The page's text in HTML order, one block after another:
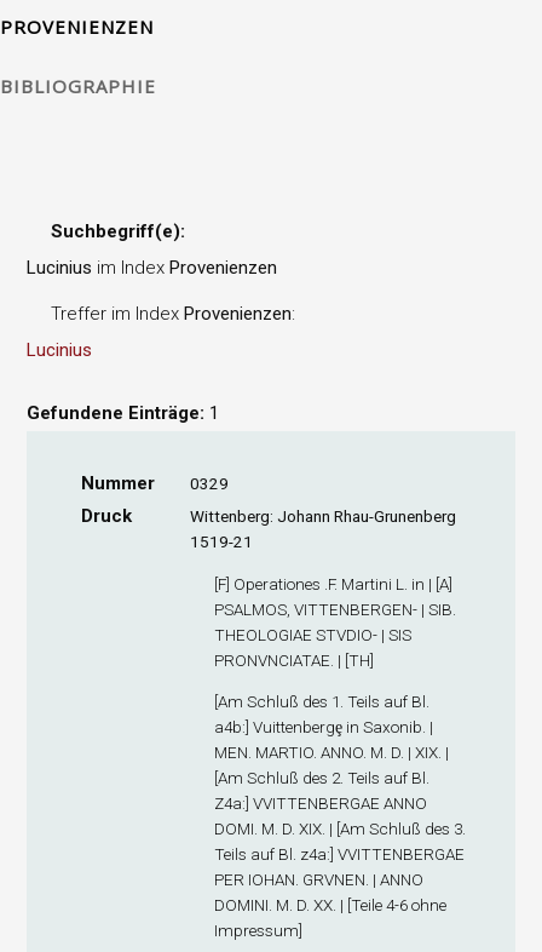
PROVENIENZEN
BIBLIOGRAPHIE
Suchbegriff(e):
Lucinius im IndexProvenienzen
Treffer im IndexProvenienzen:
Lucinius
Gefundene Einträge: 1
Nummer 0329
Druck
Wittenberg: Johann Rhau-Grunenberg
1519-21
[F] Operationes .F. Martini L. in | [A]
PSALMOS, VITTENBERGEN- | SIB.
THEOLOGIAE STVDIO- | SIS
PRONVNCIATAE. | [TH]
[Am Schluß des 1. Teils auf Bl.
a4b:] Vuittenbergȩ in Saxonib. |
MEN. MARTIO. ANNO. M. D. | XIX. |
[Am Schluß des 2. Teils auf Bl.
Z4a:] VVITTENBERGAE ANNO
DOMI. M. D. XIX. | [Am Schluß des 3.
Teils auf Bl. z4a:] VVITTENBERGAE
PER IOHAN. GRVNEN. | ANNO
DOMINI. M. D. XX. | [Teile 4-6 ohne
Impressum]